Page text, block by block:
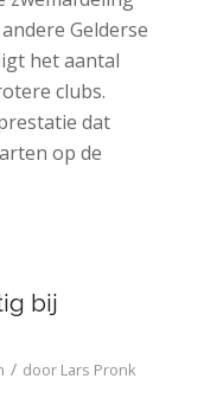
Gelderse
het aantal
clubs.
dat
op de
bij
/ door Lars Pronk